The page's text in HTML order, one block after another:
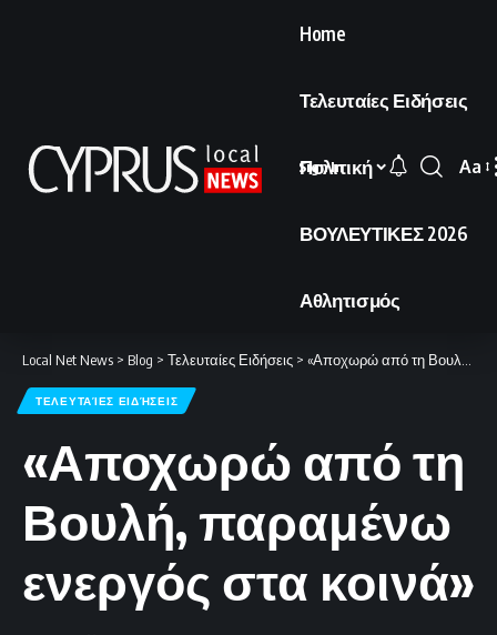
Home
Τελευταίες Ειδήσεις
Πολιτική
ΒΟΥΛΕΥΤΙΚΕΣ 2026
Αθλητισμός
Sign In
Font
Aa
Local Net News > Blog > Τελευταίες Ειδήσεις > «Αποχωρώ από τη Βουλή, παραμένω ενεργός στα κοινά»
ΤΕΛΕΥΤΑΊΕΣ ΕΙΔΉΣΕΙΣ
«Αποχωρώ από τη
Βουλή, παραμένω
ενεργός στα κοινά»